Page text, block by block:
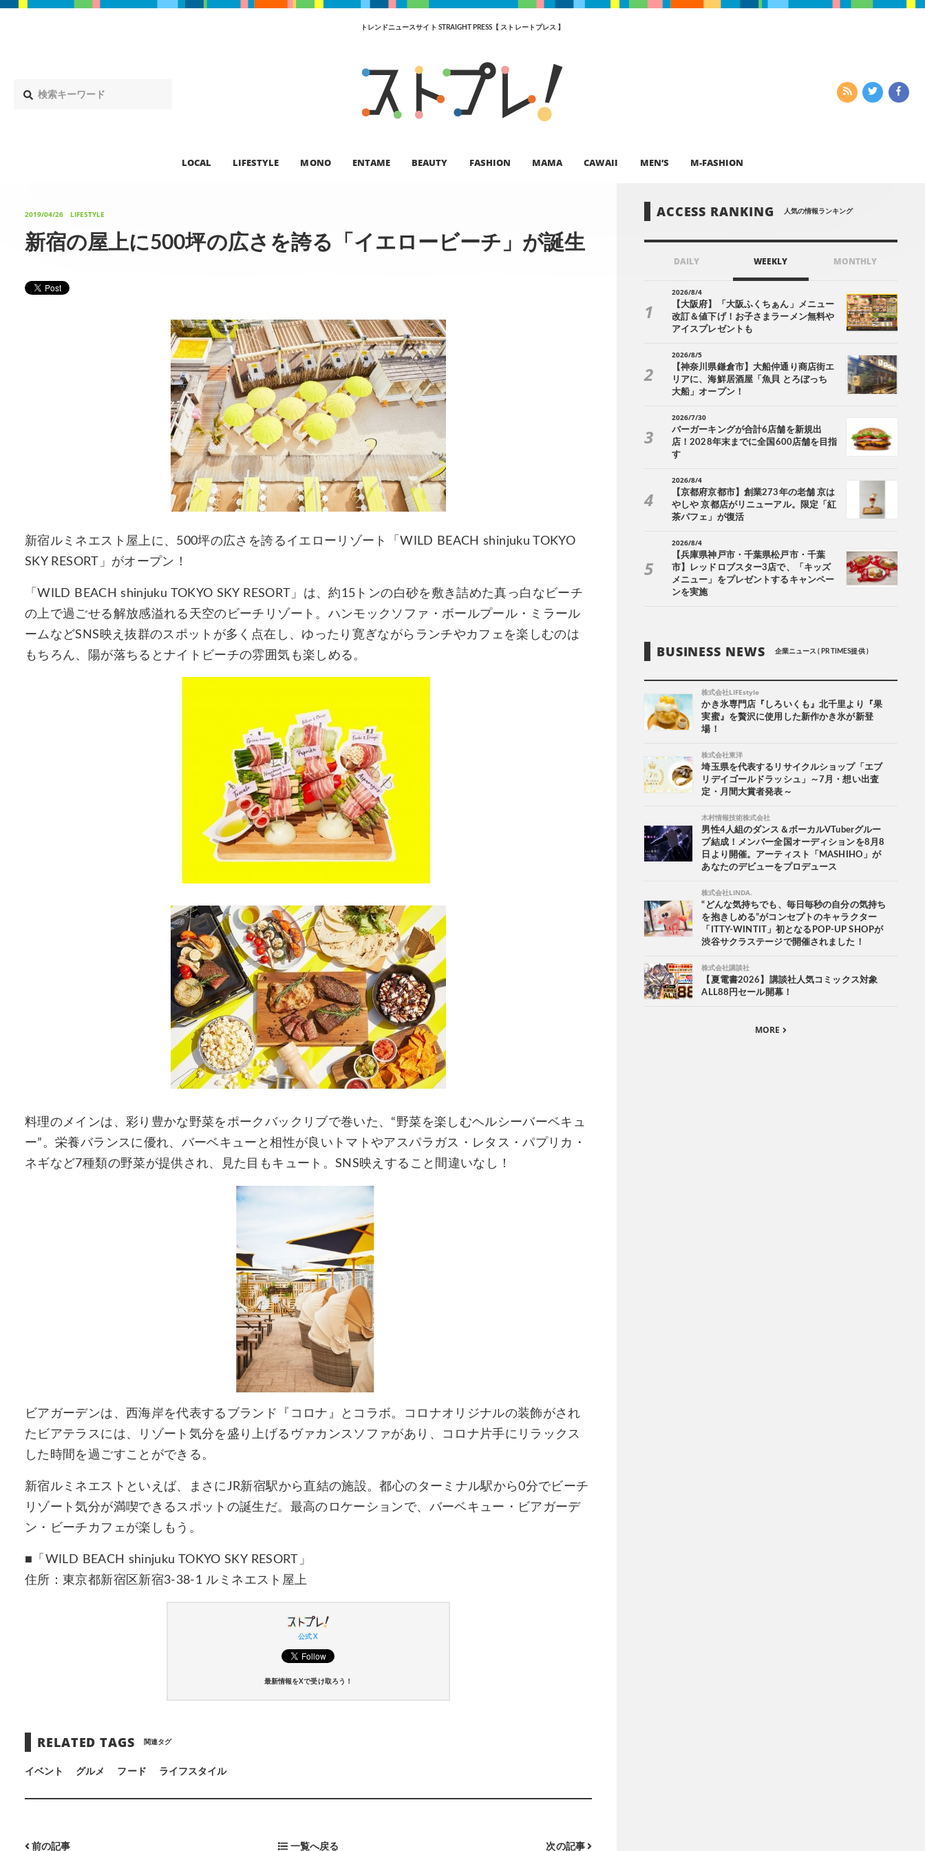
トレンドニュースサイト STRAIGHT PRESS【 ストレートプレス 】
LOCAL LIFESTYLE MONO ENTAME BEAUTY FASHION MAMA CAWAII MEN’S M-FASHION
2019/04/26 LIFESTYLE
新宿の屋上に500坪の広さを誇る「イエロービーチ」が誕生
新宿ルミネエスト屋上に、500坪の広さを誇るイエローリゾート「WILD BEACH shinjuku TOKYO
SKY RESORT」がオープン！
「WILD BEACH shinjuku TOKYO SKY RESORT」は、約15トンの白砂を敷き詰めた真っ白なビーチ
の上で過ごせる解放感溢れる天空のビーチリゾート。ハンモックソファ・ボールプール・ミラール
ームなどSNS映え抜群のスポットが多く点在し、ゆったり寛ぎながらランチやカフェを楽しむのは
もちろん、陽が落ちるとナイトビーチの雰囲気も楽しめる。
料理のメインは、彩り豊かな野菜をポークバックリブで巻いた、“野菜を楽しむヘルシーバーベキュ
ー”。栄養バランスに優れ、バーベキューと相性が良いトマトやアスパラガス・レタス・パプリカ・
ネギなど7種類の野菜が提供され、見た目もキュート。SNS映えすること間違いなし！
ビアガーデンは、西海岸を代表するブランド『コロナ』とコラボ。コロナオリジナルの装飾がされ
たビアテラスには、リゾート気分を盛り上げるヴァカンスソファがあり、コロナ片手にリラックス
した時間を過ごすことができる。
新宿ルミネエストといえば、まさにJR新宿駅から直結の施設。都心のターミナル駅から0分でビーチ
リゾート気分が満喫できるスポットの誕生だ。最高のロケーションで、バーベキュー・ビアガーデ
ン・ビーチカフェが楽しもう。
■「WILD BEACH shinjuku TOKYO SKY RESORT」
住所：東京都新宿区新宿3-38-1 ルミネエスト屋上
公式 X
最新情報をXで受け取ろう！
RELATED TAGS 関連タグ
イベント グルメ フード ライフスタイル
前の記事 一覧へ戻る 次の記事
ACCESS RANKING 人気の情報ランキング
DAILY WEEKLY MONTHLY
2026/8/4
【大阪府】「大阪ふくちぁん」メニュー
改訂＆値下げ！お子さまラーメン無料や
アイスプレゼントも
2026/8/5
【神奈川県鎌倉市】大船仲通り商店街エ
リアに、海鮮居酒屋「魚貝 とろぼっち
大船」オープン！
2026/7/30
バーガーキングが合計6店舗を新規出
店！2028年末までに全国600店舗を目指
す
2026/8/4
【京都府京都市】創業273年の老舗 京は
やしや 京都店がリニューアル。限定「紅
茶パフェ」が復活
2026/8/4
【兵庫県神戸市・千葉県松戸市・千葉
市】レッドロブスター3店で、「キッズ
メニュー」をプレゼントするキャンペー
ンを実施
BUSINESS NEWS 企業ニュース ( PR TIMES提供 )
株式会社LIFEstyle
かき氷専門店『しろいくも』北千里より『果
実蜜』を贅沢に使用した新作かき氷が新登
場！
株式会社東洋
埼玉県を代表するリサイクルショップ「エブ
リデイゴールドラッシュ」～7月・想い出査
定・月間大賞者発表～
木村情報技術株式会社
男性4人組のダンス＆ボーカルVTuberグルー
プ結成！メンバー全国オーディションを8月8
日より開催。アーティスト「MASHIHO」が
あなたのデビューをプロデュース
株式会社LINDA.
“どんな気持ちでも、毎日毎秒の自分の気持ち
を抱きしめる”がコンセプトのキャラクター
「ITTY-WINTIT」初となるPOP-UP SHOPが
渋谷サクラステージで開催されました！
株式会社講談社
【夏電書2026】講談社人気コミックス対象
ALL88円セール開幕！
MORE